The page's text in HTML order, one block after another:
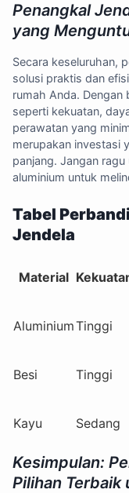
Penangkal
yang
Secara keseluruhan,
solusi praktis dan
rumah Anda. Dengan
seperti kekuatan,
perawatan yang
merupakan investasi
panjang. Jangan
aluminium untuk
Tabel
Jendela
Material
AluminiumTinggi
Besi
Tinggi
Kayu Sedang
Kesimpulan:
Pilihan Terbaik